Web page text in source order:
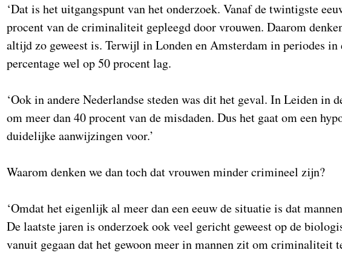
‘Dat is het uitgangspunt van het onderzoek. Vanaf de twintigste
procent van de criminaliteit gepleegd door vrouwen. Daarom
altijd zo geweest is. Terwijl in Londen en Amsterdam in periodes in
percentage wel op 50 procent lag.
‘Ook in andere Nederlandse steden was dit het geval. In Leiden in
om meer dan 40 procent van de misdaden. Dus het gaat om een
duidelijke aanwijzingen voor.’
Waarom denken we dan toch dat vrouwen minder crimineel zijn?
‘Omdat het eigenlijk al meer dan een eeuw de situatie is dat
De laatste jaren is onderzoek ook veel gericht geweest op de
vanuit gegaan dat het gewoon meer in mannen zit om criminaliteit